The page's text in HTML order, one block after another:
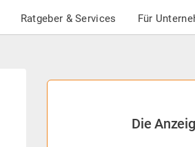
Ratgeber & Services Für
Die